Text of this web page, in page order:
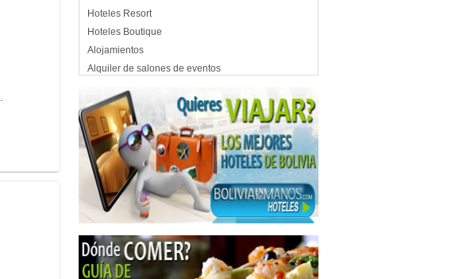
Hoteles Resort
Hoteles Boutique
Alojamientos
Alquiler de salones de eventos
Eventos Corporativos
Eventos Sociales
Hospedajes
Asistentes
Convenciones
Centro de Convenciones
SPA
Té Buffete